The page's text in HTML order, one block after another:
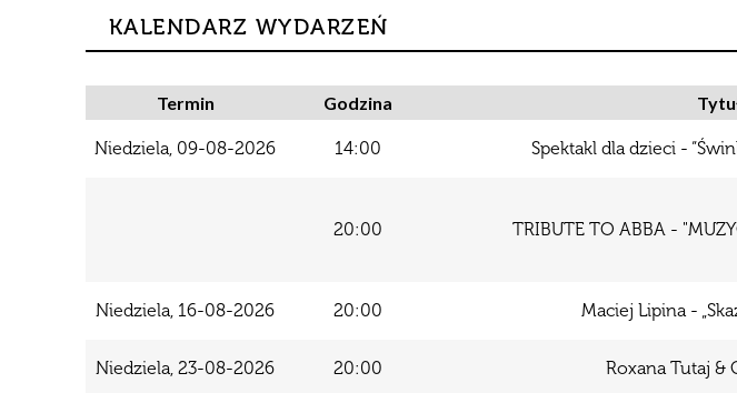
obiektu Centrum Kultury w
Łomiankach
Dostępność Centrum
Przedprzewodnik Centrum
Sieć na kulturę w podregionie
Narodowe Centrum Kultury
KALENDARZ WYDARZEŃ
Termin Godzina
Niedziela, 09-08-2026 14:00 Spektakl dla dzieci -
20:00 TRIBUTE TO ABBA -
Niedziela, 16-08-2026 20:00 Maciej Lipina -
Niedziela, 23-08-2026 20:00 Roxana Tutaj &